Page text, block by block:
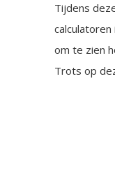
Tijdens
om te zien
Trots op